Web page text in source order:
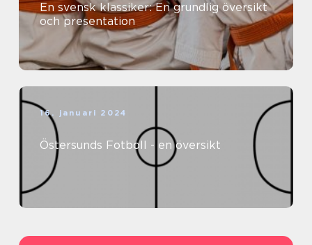
En svensk klassiker: En grundlig översikt
och presentation
16. januari 2024
Östersunds Fotboll - en översikt